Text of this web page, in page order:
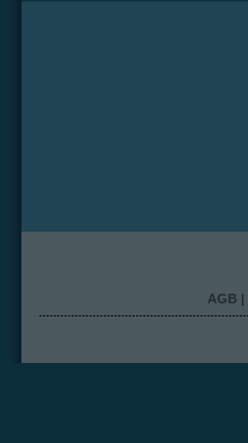
AGB |